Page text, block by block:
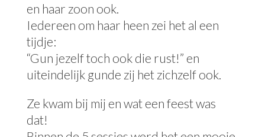
en haar zoon ook.
Iedereen om haar heen zei het al een
tijdje:
“Gun jezelf toch ook die rust!” en
uiteindelijk gunde zij het zichzelf ook.
Ze kwam bij mij en wat een feest was
dat!